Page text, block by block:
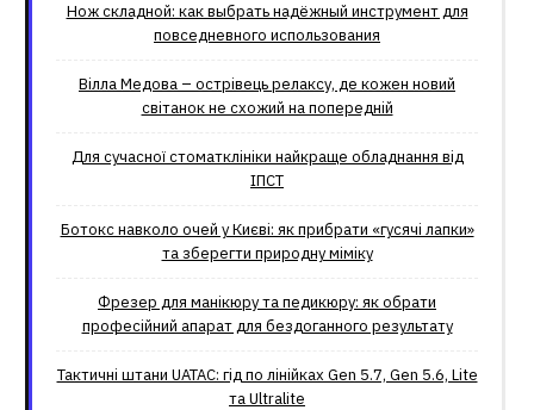
Нож складной: как выбрать надёжный инструмент для
повседневного использования
Вілла Медова – острівець релаксу, де кожен новий
світанок не схожий на попередній
Для сучасної стоматклініки найкраще обладнання від
ІПСТ
Ботокс навколо очей у Києві: як прибрати «гусячі лапки»
та зберегти природну міміку
Фрезер для манікюру та педикюру: як обрати
професійний апарат для бездоганного результату
Тактичні штани UATAC: гід по лінійках Gen 5.7, Gen 5.6, Lite
та Ultralite